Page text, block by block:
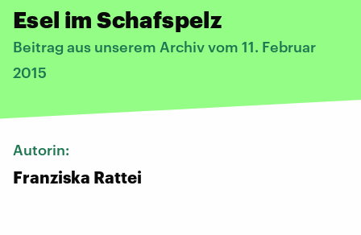
Esel im Schafspelz
Beitrag aus unserem Archiv vom 11. Februar
2015
Autorin:
Franziska Rattei